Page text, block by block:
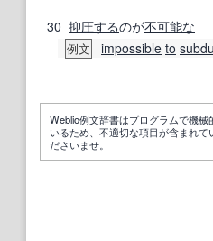
30 抑圧するのが不可能な
例文 impossible to
Weblio例文辞書はプログラムで機
いるため、不適切な項目が含まれて
ださいませ。